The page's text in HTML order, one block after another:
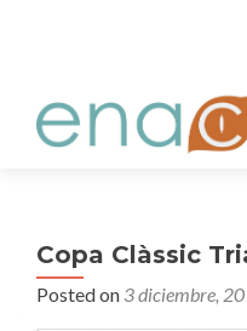
Copa Clàssic
Posted on 3 diciembre,